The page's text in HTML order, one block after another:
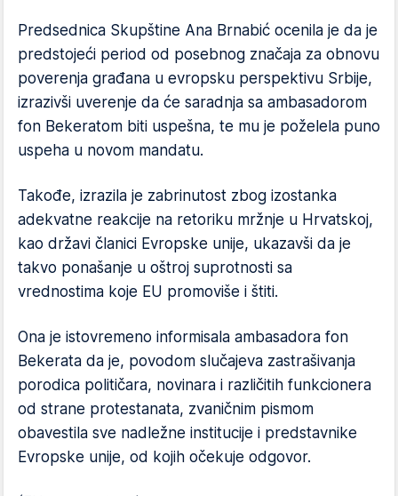
Predsednica Skupštine Ana Brnabić ocenila je da je
predstojeći period od posebnog značaja za obnovu
poverenja građana u evropsku perspektivu Srbije,
izrazivši uverenje da će saradnja sa ambasadorom
fon Bekeratom biti uspešna, te mu je poželela puno
uspeha u novom mandatu.
Takođe, izrazila je zabrinutost zbog izostanka
adekvatne reakcije na retoriku mržnje u Hrvatskoj,
kao državi članici Evropske unije, ukazavši da je
takvo ponašanje u oštroj suprotnosti sa
vrednostima koje EU promoviše i štiti.
Ona je istovremeno informisala ambasadora fon
Bekerata da je, povodom slučajeva zastrašivanja
porodica političara, novinara i različitih funkcionera
od strane protestanata, zvaničnim pismom
obavestila sve nadležne institucije i predstavnike
Evropske unije, od kojih očekuje odgovor.